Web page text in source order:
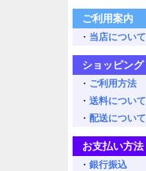
ご利用案内
・ 当店について
ショッピング
・ ご利用方法
・ 送料について
・ 配送について
お支払い方法
・ 銀行振込